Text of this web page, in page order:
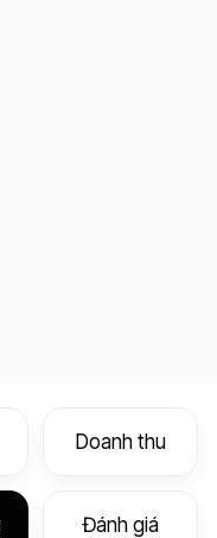
Doanh thu
Đánh giá